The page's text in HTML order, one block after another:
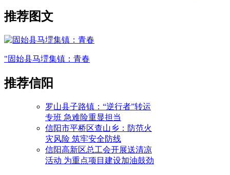
推荐图文
"固始县马堽集镇：青春
推荐信阳
罗山县子路镇：“逆行者”转运
专班 急难险重显担当
信阳市平桥区查山乡：防范火
灾风险 筑牢安全防线
信阳高新区总工会开展送清凉
活动 为重点项目建设加油鼓劲